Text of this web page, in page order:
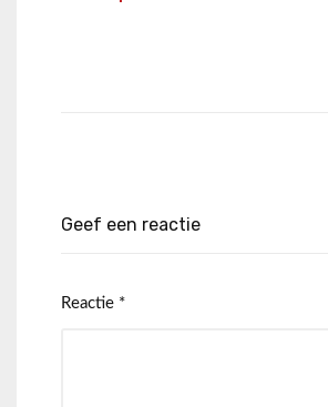
Geef een reactie
Reactie *